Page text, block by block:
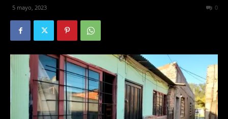
5 mayo, 2023 0